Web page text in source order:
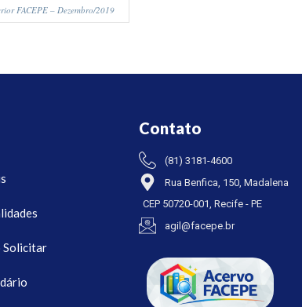
FACEPE – Dezembro/2019
Solicitar
Contato
(81) 3181-4600
Rua Benfica, 150, Madalena
CEP 50720-001, Recife - PE
agil@facepe.br